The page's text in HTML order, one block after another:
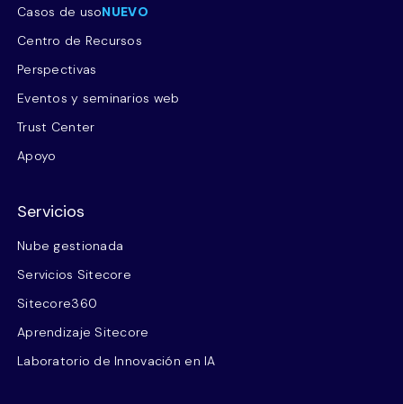
Casos de usoNUEVO
Centro de Recursos
Perspectivas
Eventos y seminarios web
Trust Center
Apoyo
Servicios
Nube gestionada
Servicios Sitecore
Sitecore360
Aprendizaje Sitecore
Laboratorio de Innovación en IA